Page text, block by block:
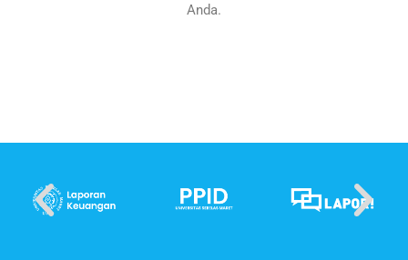
Anda.